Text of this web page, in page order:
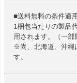
■送料無料の条件適用
1梱包当たりの製品
用されます。（一部
※尚、北海道、沖縄
す。